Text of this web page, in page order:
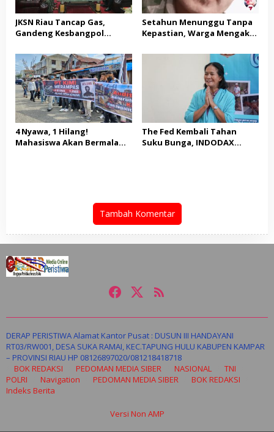
JKSN Riau Tancap Gas,
Gandeng Kesbangpol
Kebangsaan dan Moderasi
Beragama
Setahun Menunggu Tanpa
Kepastian, Warga Mengaku
Tak Terealisasi
4 Nyawa, 1 Hilang!
Mahasiswa Akan Bermalam
The Fed Kembali Tahan
Suku Bunga, INDODAX
Tambah Komentar
DERAP PERISTIWA Alamat Kantor Pusat : DUSUN III HANDAYANI
RT03/RW001, DESA SUKA RAMAI, KEC.TAPUNG HULU KABUPEN KAMPAR
– PROVINSI RIAU HP 08126897020/081218418718
BOK REDAKSI
PEDOMAN MEDIA SIBER NASIONAL
TNI
POLRI
Navigation PEDOMAN MEDIA SIBER
BOK REDAKSI
Indeks Berita
Versi Non AMP